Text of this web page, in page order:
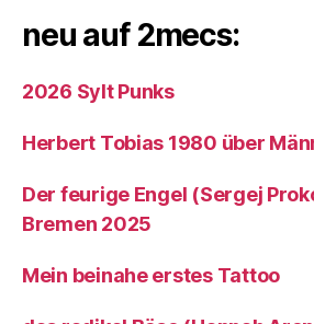
neu auf 2mecs:
2026 Sylt Punks
Herbert Tobias 1980 über
Der feurige Engel (Sergej
Bremen 2025
Mein beinahe erstes Tattoo